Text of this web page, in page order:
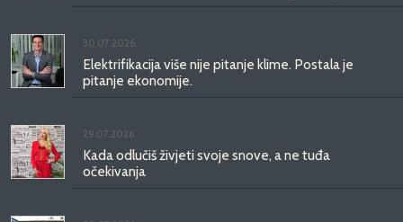
30.07.2026.
Elektrifikacija više nije pitanje klime. Postala je
pitanje ekonomije.
29.07.2026.
Kada odlučiš živjeti svoje snove, a ne tuđa
očekivanja